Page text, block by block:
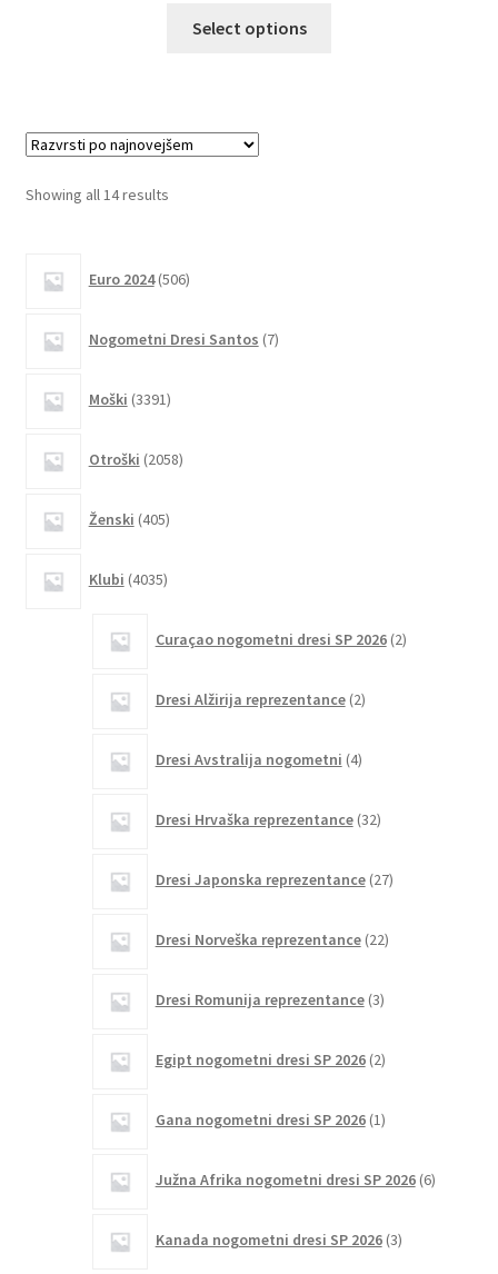
Select options
Showing all 14 resultsSorted
Euro 2024 506izdelkov
Nogometni Dresi Santos 7izdelkov
Moški 3391izdelkov
Otroški 2058izdelkov
Ženski 405izdelkov
Klubi 4035izdelkov
Curaçao nogometni dresi SP 2026 2izdelka
Dresi Alžirija reprezentance 2izdelka
Dresi Avstralija nogometni 4izdelki
Dresi Hrvaška reprezentance 32izdelkov
Dresi Japonska reprezentance 27izdelkov
Dresi Norveška reprezentance 22izdelkov
Dresi Romunija reprezentance 3izdelki
Egipt nogometni dresi SP 2026 2izdelka
Gana nogometni dresi SP 2026 1izdelek
Južna Afrika nogometni dresi SP 2026 6izdelkov
Kanada nogometni dresi SP 2026 3izdelki